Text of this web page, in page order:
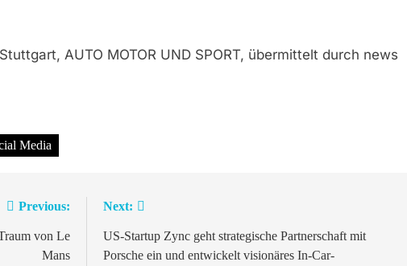
AUTO MOTOR UND SPORT, übermittelt durch news
Media
Previous:
von Le
Mans
Next:
US-Startup Zync geht strategische Partnerschaft mit
Porsche ein und entwickelt visionäres In-Car-